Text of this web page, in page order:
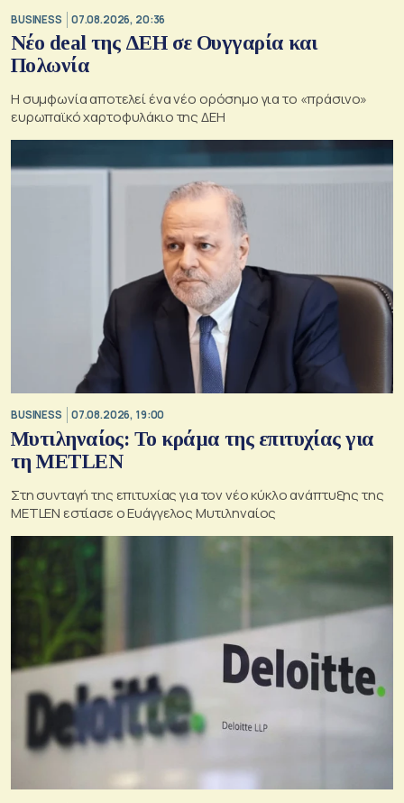
BUSINESS 07.08.2026, 20:36
Νέο deal της ΔΕΗ σε Ουγγαρία και
Πολωνία
Η συμφωνία αποτελεί ένα νέο ορόσημο για το «πράσινο»
ευρωπαϊκό χαρτοφυλάκιο της ΔΕΗ
BUSINESS 07.08.2026, 19:00
Μυτιληναίος: Το κράμα της επιτυχίας για
τη METLEN
Στη συνταγή της επιτυχίας για τον νέο κύκλο ανάπτυξης της
METLEN εστίασε ο Ευάγγελος Μυτιληναίος